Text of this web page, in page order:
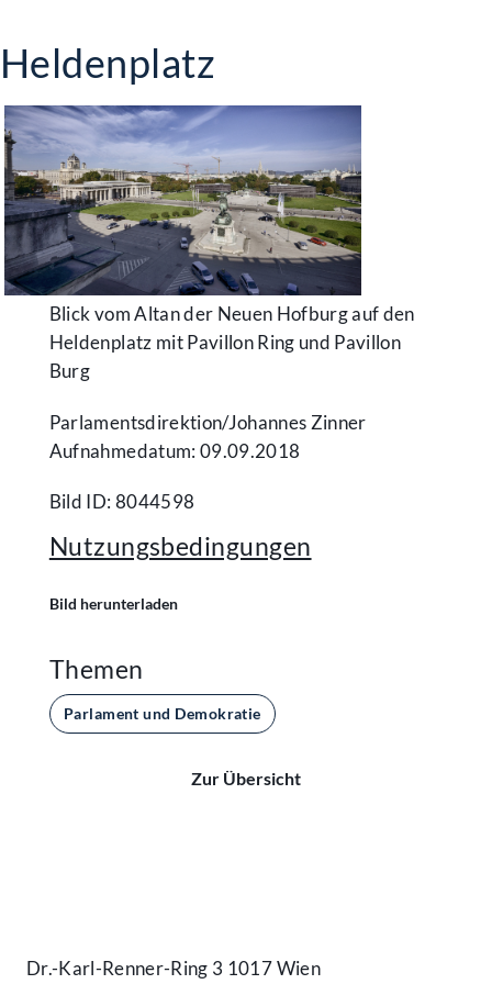
Heldenplatz
Blick vom Altan der Neuen Hofburg auf den
Heldenplatz mit Pavillon Ring und Pavillon
Burg
Parlamentsdirektion/​Johannes Zinner
Aufnahmedatum: 09.09.2018
Bild ID: 8044598
Nutzungsbedingungen
Bild herunterladen
Themen
Parlament und Demokratie
Zur Übersicht
Dr.-Karl-Renner-Ring 3 1017 Wien